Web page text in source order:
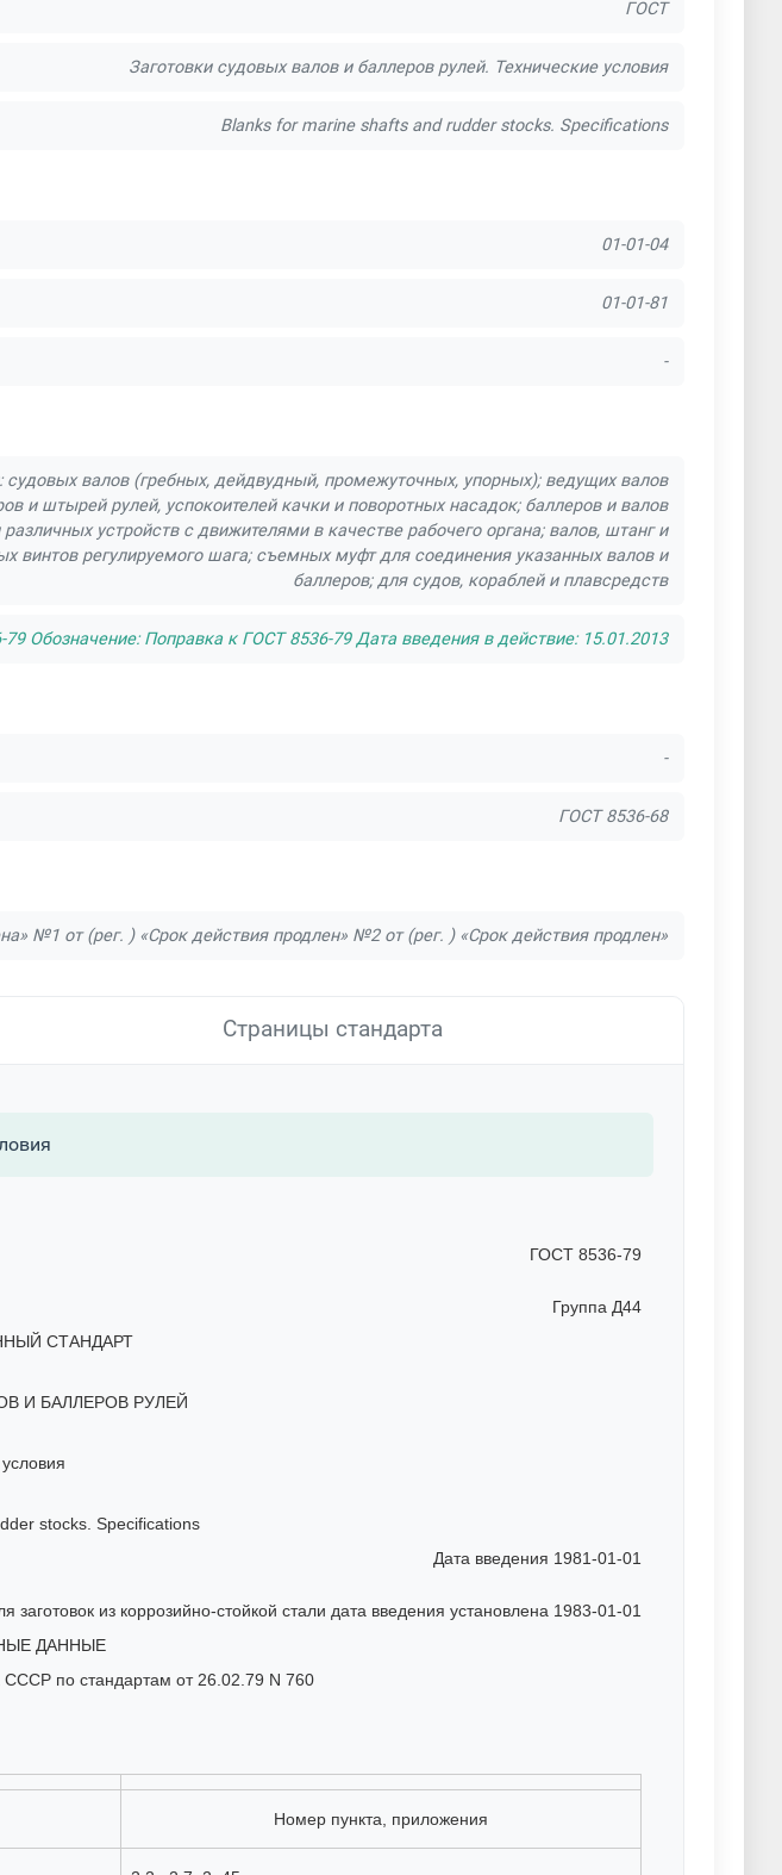
ГОСТ
Заготовки судовых валов и баллеров рулей. Технические условия
Blanks for marine shafts and rudder stocks. Specifications
01-01-04
01-01-81
-
судовых валов (гребных, дейдвудный, промежуточных, упорных); ведущих валов
и штырей рулей, успокоителей качки и поворотных насадок; баллеров и валов
устройств с движителями в качестве рабочего органа; валов, штанг и
винтов регулируемого шага; съемных муфт для соединения указанных валов и
баллеров; для судов, кораблей и плавсредств
Обозначение: Поправка к ГОСТ 8536-79 Дата введения в действие: 15.01.2013
-
ГОСТ 8536-68
№1 от (рег. ) «Срок действия продлен» №2 от (рег. ) «Срок действия продлен»
Страницы стандарта